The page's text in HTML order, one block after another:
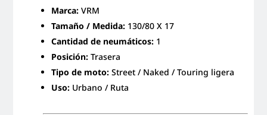
Marca: VRM
Tamaño / Medida: 130/80 X 17
Cantidad de neumáticos: 1
Posición: Trasera
Tipo de moto: Street / Naked / Touring ligera
Uso: Urbano / Ruta